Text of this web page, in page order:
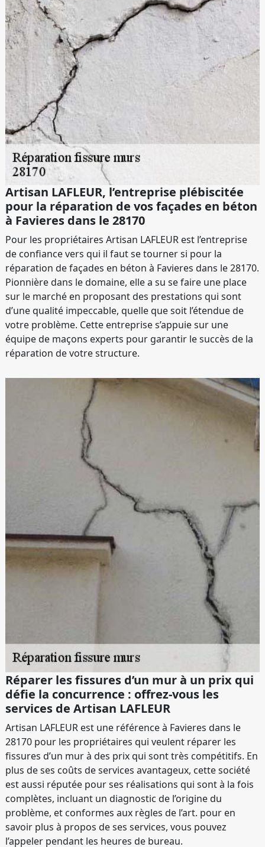
Artisan LAFLEUR, l’entreprise plébiscitée
pour la réparation de vos façades en béton
à Favieres dans le 28170
Pour les propriétaires Artisan LAFLEUR est l’entreprise
de confiance vers qui il faut se tourner si pour la
réparation de façades en béton à Favieres dans le 28170.
Pionnière dans le domaine, elle a su se faire une place
sur le marché en proposant des prestations qui sont
d’une qualité impeccable, quelle que soit l’étendue de
votre problème. Cette entreprise s’appuie sur une
équipe de maçons experts pour garantir le succès de la
réparation de votre structure.
Réparer les fissures d’un mur à un prix qui
défie la concurrence : offrez-vous les
services de Artisan LAFLEUR
Artisan LAFLEUR est une référence à Favieres dans le
28170 pour les propriétaires qui veulent réparer les
fissures d’un mur à des prix qui sont très compétitifs. En
plus de ses coûts de services avantageux, cette société
est aussi réputée pour ses réalisations qui sont à la fois
complètes, incluant un diagnostic de l’origine du
problème, et conformes aux règles de l’art. pour en
savoir plus à propos de ses services, vous pouvez
l’appeler pendant les heures de bureau.